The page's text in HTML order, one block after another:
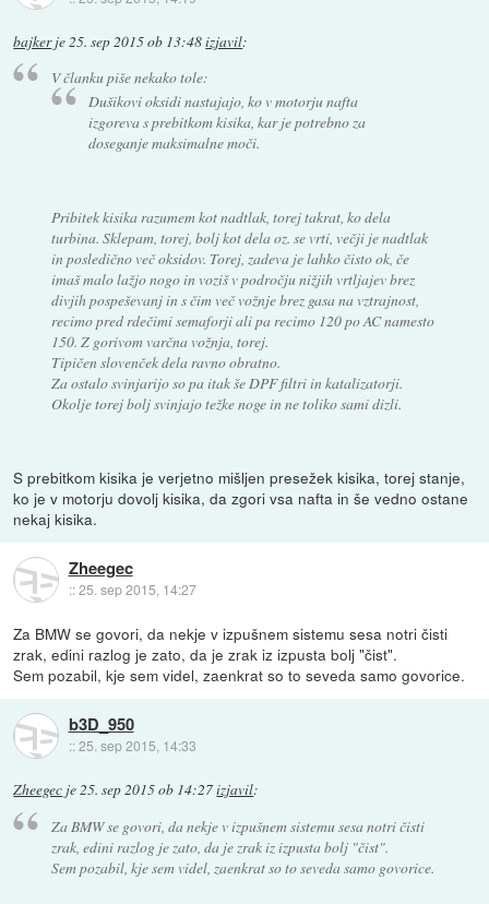
bajkerje25. sep 2015 ob 13:48izjavil:
V članku piše nekako tole:
Dušikovi oksidi nastajajo, ko v motorju nafta
izgoreva s prebitkom kisika, kar je potrebno za
doseganje maksimalne moči.
Pribitek kisika razumem kot nadtlak, torej takrat, ko dela
turbina. Sklepam, torej, bolj kot dela oz. se vrti, večji je nadtlak
in posledično več oksidov. Torej, zadeva je lahko čisto ok, če
imaš malo lažjo nogo in voziš v področju nižjih vrtljajev brez
divjih pospeševanj in s čim več vožnje brez gasa na vztrajnost,
recimo pred rdečimi semaforji ali pa recimo 120 po AC namesto
150. Z gorivom varčna vožnja, torej.
Tipičen slovenček dela ravno obratno.
Za ostalo svinjarijo so pa itak še DPF filtri in katalizatorji.
Okolje torej bolj svinjajo težke noge in ne toliko sami dizli.
S prebitkom kisika je verjetno mišljen presežek kisika, torej stanje,
ko je v motorju dovolj kisika, da zgori vsa nafta in še vedno ostane
nekaj kisika.
Zheegec
::25. sep 2015, 14:27
Za BMW se govori, da nekje v izpušnem sistemu sesa notri čisti
zrak, edini razlog je zato, da je zrak iz izpusta bolj "čist".
Sem pozabil, kje sem videl, zaenkrat so to seveda samo govorice.
b3D_950
::25. sep 2015, 14:33
Zheegec je25. sep 2015 ob 14:27izjavil:
Za BMW se govori, da nekje v izpušnem sistemu sesa notri čisti
zrak, edini razlog je zato, da je zrak iz izpusta bolj "čist".
Sem pozabil, kje sem videl, zaenkrat so to seveda samo govorice.